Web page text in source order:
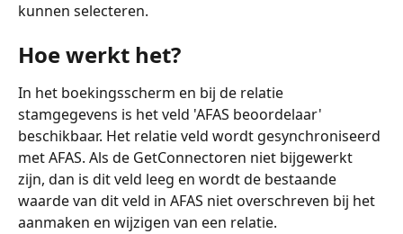
kunnen selecteren.
Hoe werkt het?
In het boekingsscherm en bij de relatie
stamgegevens is het veld 'AFAS beoordelaar'
beschikbaar. Het relatie veld wordt gesynchroniseerd
met AFAS. Als de GetConnectoren niet bijgewerkt
zijn, dan is dit veld leeg en wordt de bestaande
waarde van dit veld in AFAS niet overschreven bij het
aanmaken en wijzigen van een relatie.